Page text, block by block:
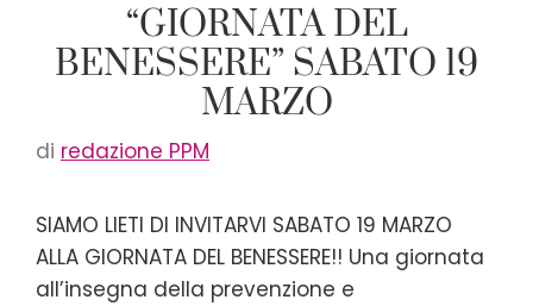
“GIORNATA DEL
BENESSERE” SABATO 19
MARZO
di redazione PPM
SIAMO LIETI DI INVITARVI SABATO 19 MARZO
ALLA GIORNATA DEL BENESSERE!! Una giornata
all’insegna della prevenzione e